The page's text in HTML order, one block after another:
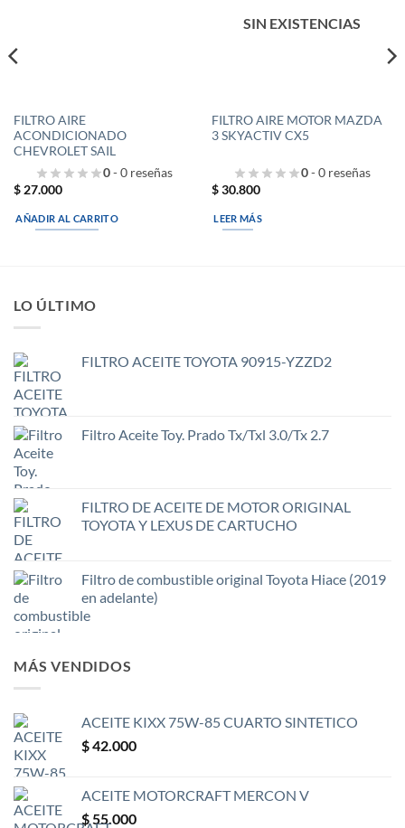
FILTRO AIRE
ACONDICIONADO
CHEVROLET SAIL
0- 0 reseñas
$27.000
AÑADIR AL CARRITO
SIN EXISTENCIAS
FILTRO AIRE MOTOR MAZDA
3 SKYACTIV CX5
0- 0 reseñas
$30.800
LEER MÁS
LO ÚLTIMO
FILTRO ACEITE TOYOTA 90915-YZZD2
Filtro Aceite Toy. Prado Tx/Txl 3.0/Tx 2.7
FILTRO DE ACEITE DE MOTOR ORIGINAL
TOYOTA Y LEXUS DE CARTUCHO
Filtro de combustible original Toyota Hiace (2019
en adelante)
MÁS VENDIDOS
ACEITE KIXX 75W-85 CUARTO SINTETICO
$42.000
ACEITE MOTORCRAFT MERCON V
$ 55.000